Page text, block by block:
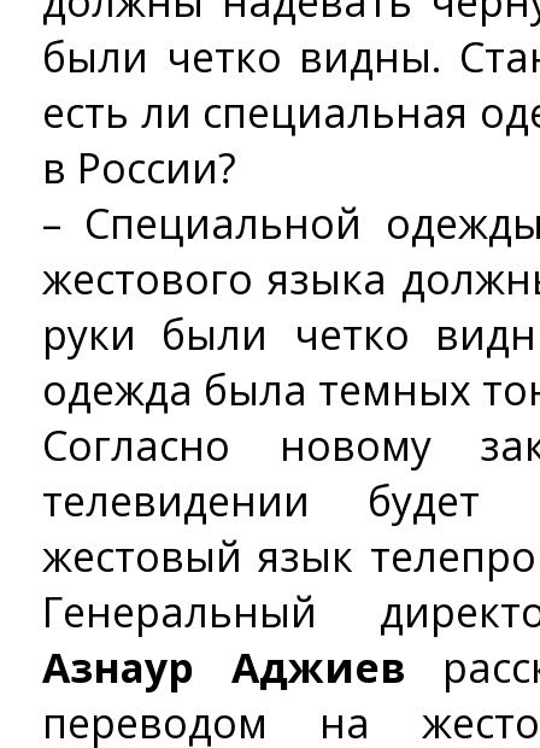
были четко видны.
есть ли специальная
в России?
– Специальной
жестового языка
руки были четко
одежда была темных
Согласно новому
телевидении
жестовый язык
Генеральный
Азнаур Аджиев
переводом на